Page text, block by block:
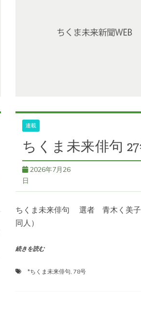
連載
ちくま未来俳句 27
2026年7月26
日
ちくま未来俳句 選者 青木く美子
同人）
続きを読む
*ちくま未来俳句,78号